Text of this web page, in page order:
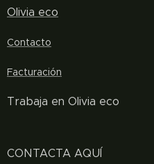
Olivia eco
Contacto
Facturación
Trabaja en Olivia eco
CONTACTA AQUÍ